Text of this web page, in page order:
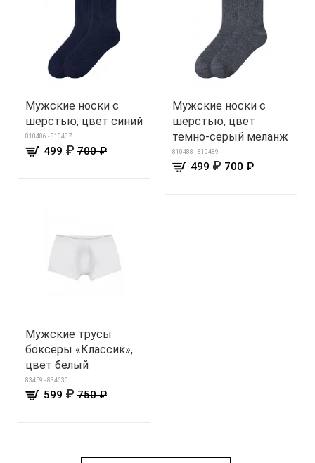
Мужские носки с
шерстью, цвет синий
810486 - 810487
499 ₽ 700 ₽
Мужские носки с
шерстью, цвет
темно-серый меланж
810488 - 810489
499 ₽ 700 ₽
Мужские трусы
боксеры «Классик»,
цвет белый
83459 - 834630
599 ₽ 750 ₽